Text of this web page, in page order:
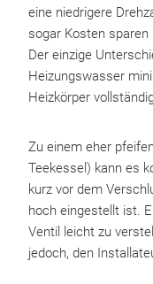
eine niedrigere
sogar Kosten
Der einzige
Heizungswasser
Heizkörper
Zu einem eher
Teekessel) kann es
kurz vor dem
hoch eingestellt ist.
Ventil leicht zu
jedoch, den